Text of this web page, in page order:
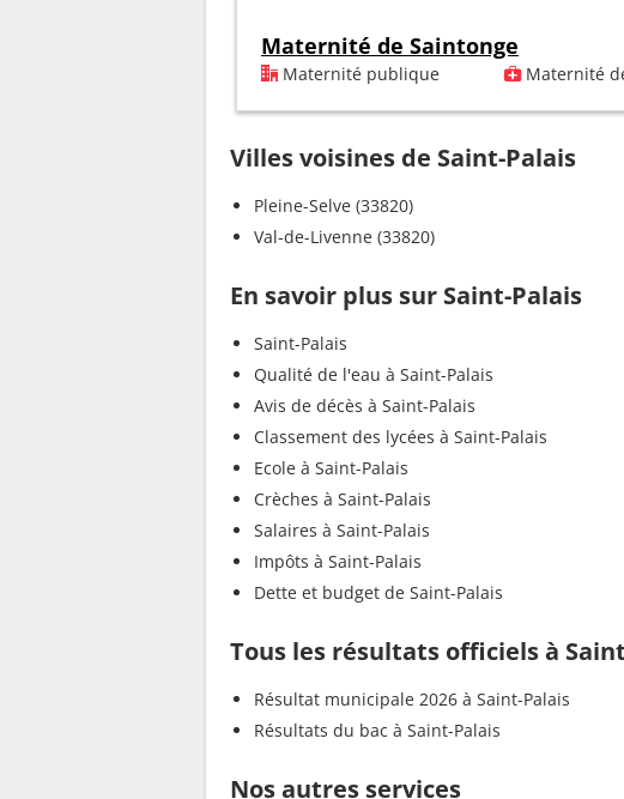
Maternité de Saintonge
Maternité publique Maternité
Villes voisines de Saint-Palais
Pleine-Selve (33820)
Val-de-Livenne (33820)
En savoir plus sur Saint-Palais
Saint-Palais
Qualité de l'eau à Saint-Palais
Avis de décès à Saint-Palais
Classement des lycées à Saint-Palais
Ecole à Saint-Palais
Crèches à Saint-Palais
Salaires à Saint-Palais
Impôts à Saint-Palais
Dette et budget de Saint-Palais
Tous les résultats officiels à
Résultat municipale 2026 à Saint-Palais
Résultats du bac à Saint-Palais
Nos autres services